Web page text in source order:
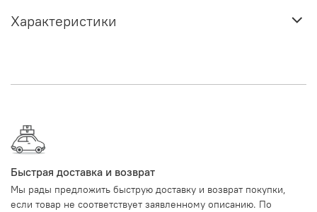
Характеристики
Быстрая доставка и возврат
Мы рады предложить быструю доставку и возврат покупки,
если товар не соответствует заявленному описанию. По